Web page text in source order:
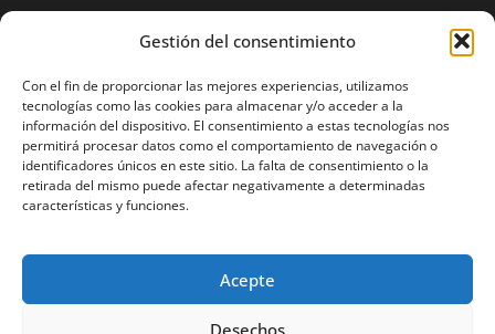
Gestión del consentimiento
Con el fin de proporcionar las mejores experiencias, utilizamos
tecnologías como las cookies para almacenar y/o acceder a la
información del dispositivo. El consentimiento a estas tecnologías nos
permitirá procesar datos como el comportamiento de navegación o
identificadores únicos en este sitio. La falta de consentimiento o la
retirada del mismo puede afectar negativamente a determinadas
características y funciones.
Acepte
Desechos
MANTÉNGASE INFORMADO
Reciba nuestros consejos y noticias directamente en su
buzón.
Aceptola política de privacidad